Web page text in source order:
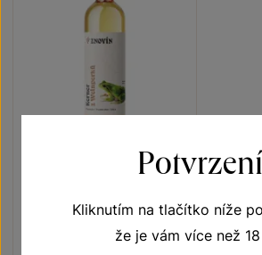
pozdní sběr 2024
Šarže 4347
Potvrzení
Kliknutím na tlačítko níže
že je vám více než